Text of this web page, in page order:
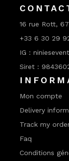
16 rue Rott,
+33 6 30 29
IG :
Siret :
Mon compte
Delivery
Track my
Faq
Conditions